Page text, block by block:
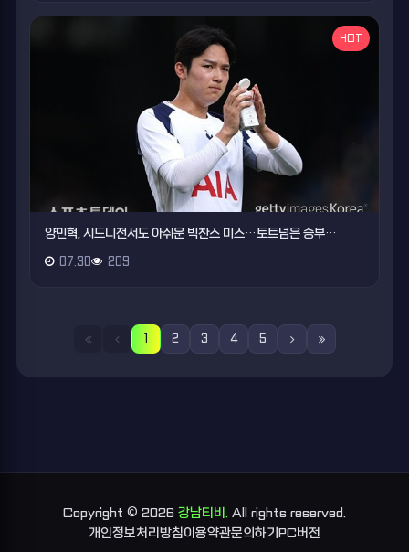
HOT
양민혁, 시드니전서도 아쉬운 빅찬스 미스…토트넘은 승부…
07.30 209
2 3 4 5
Copyright © 2026 강남티비.
All rights reserved.
개인정보처리방침이용약관문의하기 PC버전